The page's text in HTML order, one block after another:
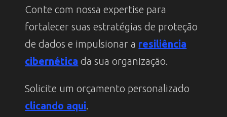
Conte com nossa expertise para
fortalecer suas estratégias de proteção
de dados e impulsionar a resiliência
cibernética da sua organização.
Solicite um orçamento personalizado
clicando aqui.